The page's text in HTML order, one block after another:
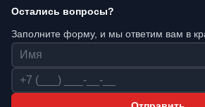
Остались вопросы?
Заполните форму, и мы ответим вам в
Имя
Телефон